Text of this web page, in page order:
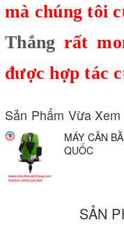
mà chúng tôi
Thắng rất
được hợp tác
Sản Phẩm Vừa Xem
MÁY CÂN
QUỐC
SẢN